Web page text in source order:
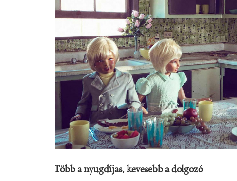
Több a nyugdíjas, kevesebb a dolgozó